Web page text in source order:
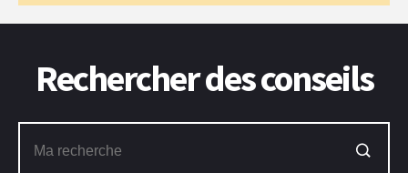
Rechercher des conseils